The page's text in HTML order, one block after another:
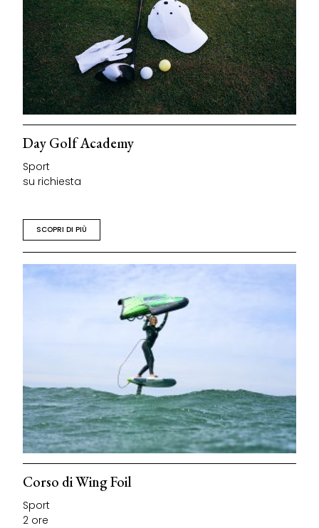
Day Golf Academy
Sport
su richiesta
SCOPRI DI PIÙ
Corso di Wing Foil
Sport
2 ore